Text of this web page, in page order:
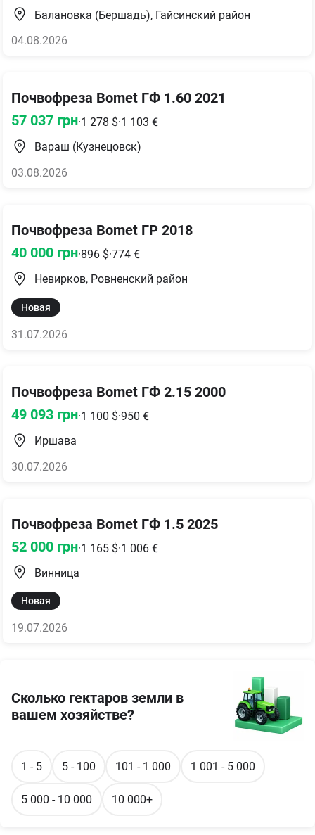
Балановка (Бершадь), Гайсинский район
04.08.2026
Почвофреза Bomet ГФ 1.60 2021
57 037 грн·1 278 $·1 103 €
Вараш (Кузнецовск)
03.08.2026
Почвофреза Bomet ГР 2018
40 000 грн·896 $·774 €
Невирков, Ровненский район
Новая
31.07.2026
Почвофреза Bomet ГФ 2.15 2000
49 093 грн·1 100 $·950 €
Иршава
30.07.2026
Почвофреза Bomet ГФ 1.5 2025
52 000 грн·1 165 $·1 006 €
Винница
Новая
19.07.2026
Сколько гектаров земли в
вашем хозяйстве?
1 - 5 5 - 100 101 - 1 000 1 001 - 5 000
5 000 - 10 000 10 000+